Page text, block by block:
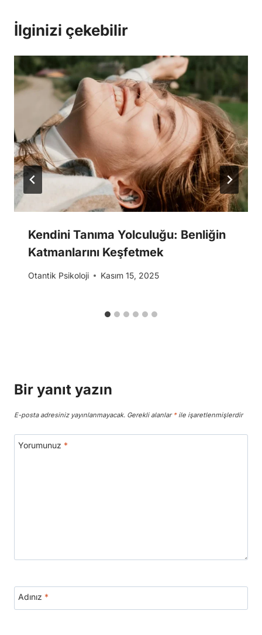
İlginizi çekebilir
Kendini Tanıma Yolculuğu: Benliğin
Katmanlarını Keşfetmek
Otantik Psikoloji Kasım 15, 2025
Bir yanıt yazın
E-posta adresiniz yayınlanmayacak. Gerekli alanlar *ile işaretlenmişlerdir
Yorumunuz *
Adınız *